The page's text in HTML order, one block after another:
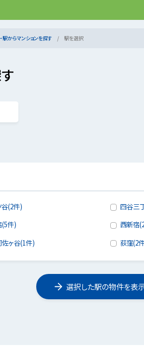
駅からマンションを探す 駅を選択
(2件) 四谷三
(5件) 西新宿
佐ヶ谷(1件) 荻窪(2
選択した駅の物件を表